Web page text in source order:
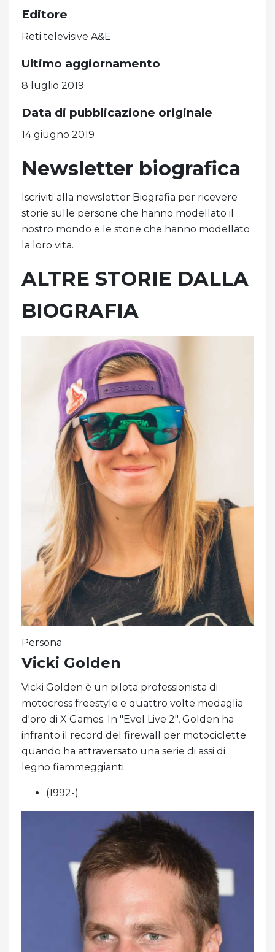
Editore
Reti televisive A&E
Ultimo aggiornamento
8 luglio 2019
Data di pubblicazione originale
14 giugno 2019
Newsletter biografica
Iscriviti alla newsletter Biografia per ricevere
storie sulle persone che hanno modellato il
nostro mondo e le storie che hanno modellato
la loro vita.
ALTRE STORIE DALLA
BIOGRAFIA
Persona
Vicki Golden
Vicki Golden è un pilota professionista di
motocross freestyle e quattro volte medaglia
d'oro di X Games. In "Evel Live 2", Golden ha
infranto il record del firewall per motociclette
quando ha attraversato una serie di assi di
legno fiammeggianti.
(1992-)